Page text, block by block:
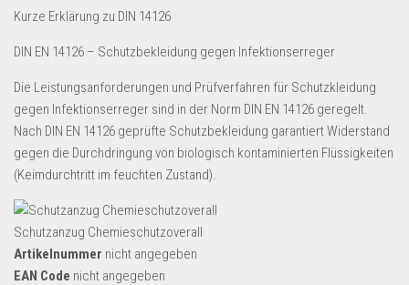
Sonderposten-Angebote
B2B Produkte
Grosshandel
Amazon
Lidl
Kostenlos verkaufen
Kurze Erklärung zu DIN 14126
DIN EN 14126 – Schutzbekleidung gegen Infektionserreger
Die Leistungsanforderungen und Prüfverfahren für Schutzkleidung
gegen Infektionserreger sind in der Norm DIN EN 14126 geregelt.
Nach DIN EN 14126 geprüfte Schutzbekleidung garantiert Widerstand
gegen die Durchdringung von biologisch kontaminierten Flüssigkeiten
(Keimdurchtritt im feuchten Zustand).
Schutzanzug Chemieschutzoverall
Artikelnummer nicht angegeben
EAN Code nicht angegeben